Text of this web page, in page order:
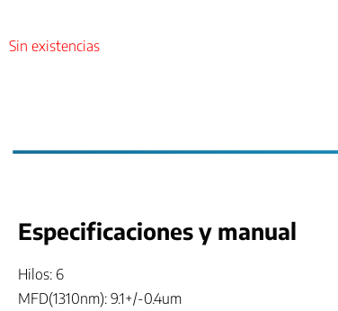
Sin existencias
Especificaciones y manual
Hilos: 6
MFD(1310nm): 9.1+/-0.4um